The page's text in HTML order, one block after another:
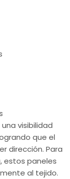
visibilidad
que el
dirección. Para
estos paneles
al tejido.